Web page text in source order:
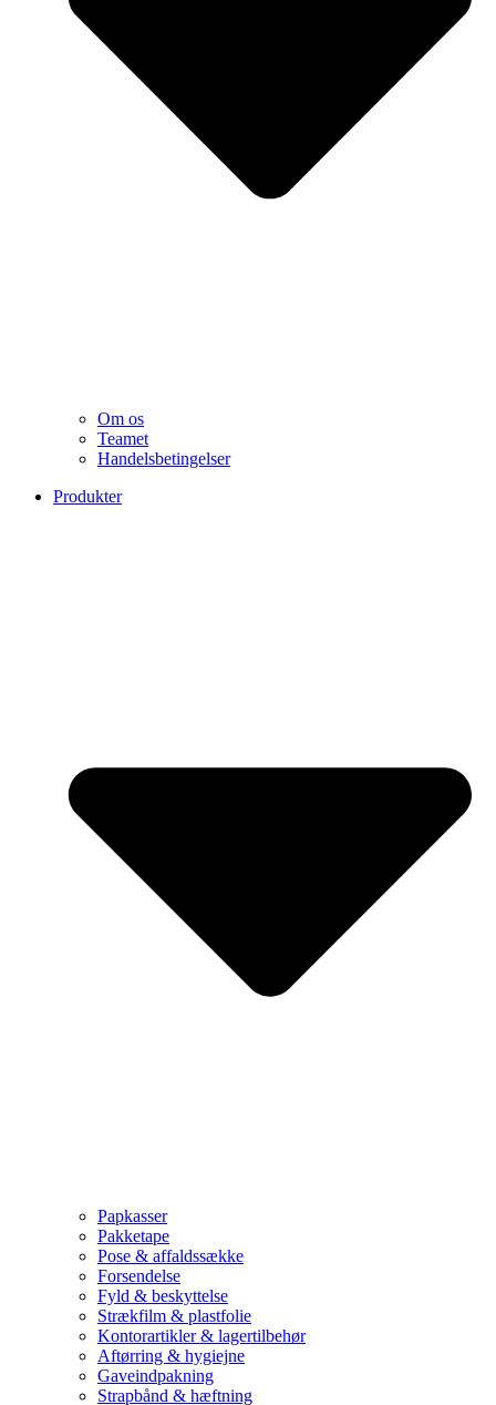
Om os
Teamet
Handelsbetingelser
Produkter
Papkasser
Pakketape
Pose & affaldssække
Forsendelse
Fyld & beskyttelse
Strækfilm & plastfolie
Kontorartikler & lagertilbehør
Aftørring & hygiejne
Gaveindpakning
Strapbånd & hæftning